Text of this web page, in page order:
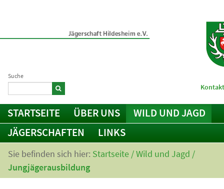
Suche
STARTSEITE ÜBER UNS
WILD UND JAGD
JÄGERSCHAFTEN
LINKS
Sie befinden sich hier: Startseite /Wild und Jagd /
Jungjägerausbildung